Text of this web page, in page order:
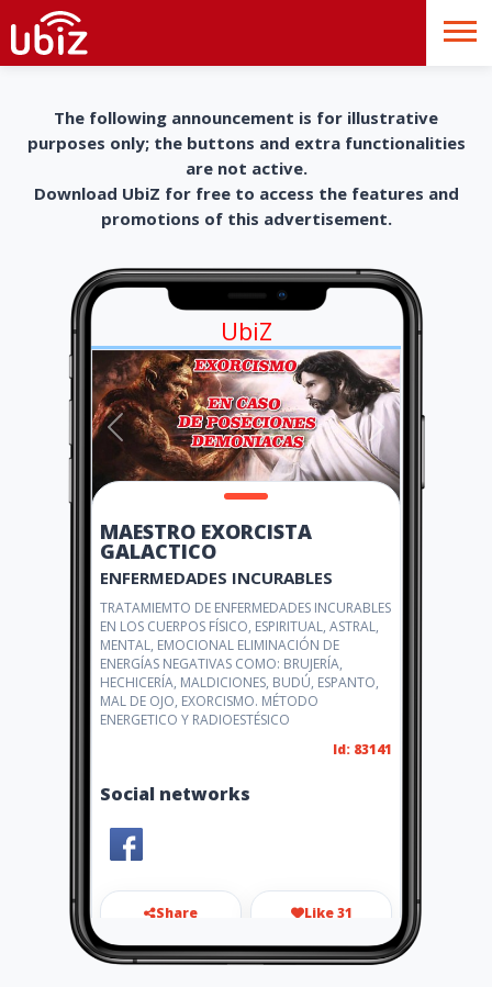
The following announcement is for illustrative
purposes only; the buttons and extra functionalities
are not active.
Download UbiZ for free to access the features and
promotions of this advertisement.
UbiZ
MAESTRO EXORCISTA
GALACTICO
ENFERMEDADES INCURABLES
TRATAMIEMTO DE ENFERMEDADES INCURABLES
EN LOS CUERPOS FÍSICO, ESPIRITUAL, ASTRAL,
MENTAL, EMOCIONAL ELIMINACIÓN DE
ENERGÍAS NEGATIVAS COMO: BRUJERÍA,
HECHICERÍA, MALDICIONES, BUDÚ, ESPANTO,
MAL DE OJO, EXORCISMO. MÉTODO
ENERGETICO Y RADIOESTÉSICO
Id: 83141
Social networks
Share Like 31